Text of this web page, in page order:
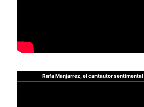
Rafa Manjarrez, el cantautor sentimental